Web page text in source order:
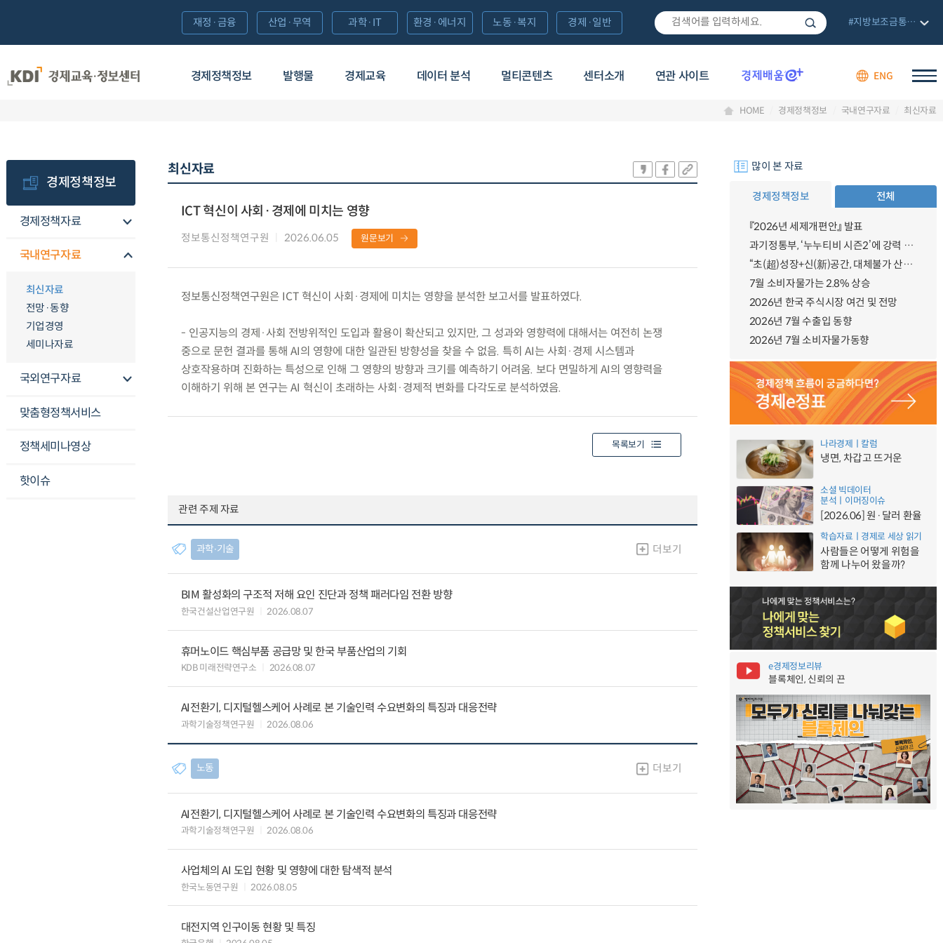
경제정책정보 발행물 경제교육 데이터 분석 멀티콘텐츠 센터소개 연관 사이트 ENG
재정·금융 산업·무역 과학·IT 환경·에너지 노동·복지 경제·일반 #지방보조금통합관리망
HOME 경제정책정보 국내연구자료 최신자료
경제정책정보
경제정책자료
국내연구자료
최신자료
전망·동향
기업경영
세미나자료
국외연구자료
맞춤형정책서비스
정책세미나영상
핫이슈
최신자료
ICT 혁신이 사회·경제에 미치는 영향
정보통신정책연구원 2026.06.05 원문보기
정보통신정책연구원은 ICT 혁신이 사회·경제에 미치는 영향을 분석한 보고서를 발표하였다.
- 인공지능의 경제·사회 전방위적인 도입과 활용이 확산되고 있지만, 그 성과와 영향력에 대해서는 여전히 논쟁
중으로 문헌 결과를 통해 AI의 영향에 대한 일관된 방향성을 찾을 수 없음. 특히 AI는 사회·경제 시스템과
상호작용하며 진화하는 특성으로 인해 그 영향의 방향과 크기를 예측하기 어려움. 보다 면밀하게 AI의 영향력을
이해하기 위해 본 연구는 AI 혁신이 초래하는 사회·경제적 변화를 다각도로 분석하였음.
목록보기
관련 주제 자료
과학∙기술 더보기
BIM 활성화의 구조적 저해 요인 진단과 정책 패러다임 전환 방향
한국건설산업연구원 2026.08.07
휴머노이드 핵심부품 공급망 및 한국 부품산업의 기회
KDB 미래전략연구소 2026.08.07
AI전환기, 디지털헬스케어 사례로 본 기술인력 수요변화의 특징과 대응전략
과학기술정책연구원 2026.08.06
노동 더보기
AI전환기, 디지털헬스케어 사례로 본 기술인력 수요변화의 특징과 대응전략
과학기술정책연구원 2026.08.06
사업체의 AI 도입 현황 및 영향에 대한 탐색적 분석
한국노동연구원 2026.08.05
대전지역 인구이동 현황 및 특징
많이 본 자료
경제정책정보 전체
『2026년 세제개편안』 발표
과기정통부, ‘누누티비 시즌2’에 강력 대응 의지 밝혀
“초(超)성장+신(新)공간, 대체불가 산업강국”
7월 소비자물가는 2.8% 상승
2026년 한국 주식시장 여건 및 전망
2026년 7월 수출입 동향
2026년 7월 소비자물가동향
나라경제ㅣ칼럼
냉면, 차갑고 뜨거운
소셜 빅데이터
분석ㅣ이머징이슈
[2026.06] 원·달러 환율
학습자료ㅣ경제로 세상 읽기
사람들은 어떻게 위험을
함께 나누어 왔을까?
e경제정보리뷰
블록체인, 신뢰의 끈